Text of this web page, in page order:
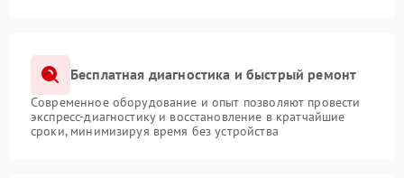
Бесплатная диагностика и быстрый ремонт
Современное оборудование и опыт позволяют провести
экспресс-диагностику и восстановление в кратчайшие
сроки, минимизируя время без устройства